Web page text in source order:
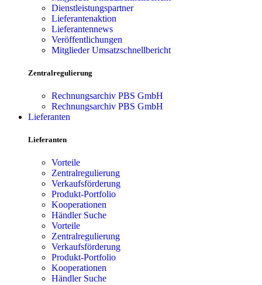
Dienstleistungspartner
Lieferantenaktion
Lieferantennews
Veröffentlichungen
Mitglieder Umsatzschnellbericht
Zentralregulierung
Rechnungsarchiv PBS GmbH
Rechnungsarchiv PBS GmbH
Lieferanten
Lieferanten
Vorteile
Zentralregulierung
Verkaufsförderung
Produkt-Portfolio
Kooperationen
Händler Suche
Vorteile
Zentralregulierung
Verkaufsförderung
Produkt-Portfolio
Kooperationen
Händler Suche